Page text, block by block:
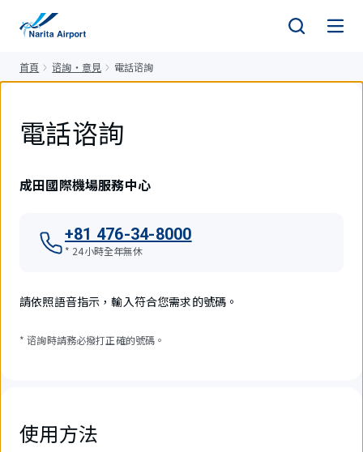
首頁 谘詢・意見 電話谘詢
電話谘詢
成田國際機場服務中心
+81 476-34-8000
* 24小時全年無休
請依照語音指示，輸入符合您需求的號碼。
* 谘詢時請務必撥打正確的號碼。
使用方法